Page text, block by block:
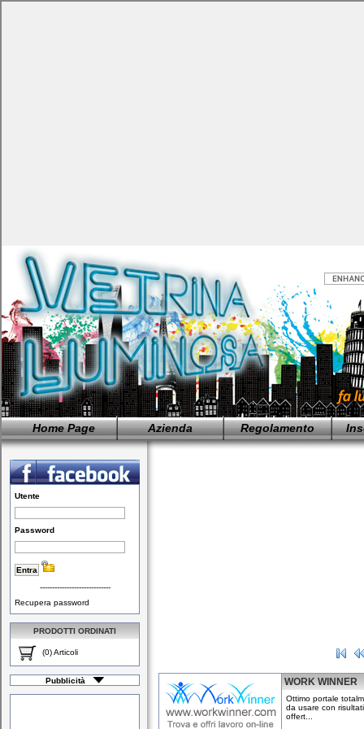
Home Page Azienda Regolamento
Utente
Password
-----------------------------
Recupera password
PRODOTTI ORDINATI
(0) Articoli
Pubblicità WORK WINNER
Ottimo portale
da usare con
offert...